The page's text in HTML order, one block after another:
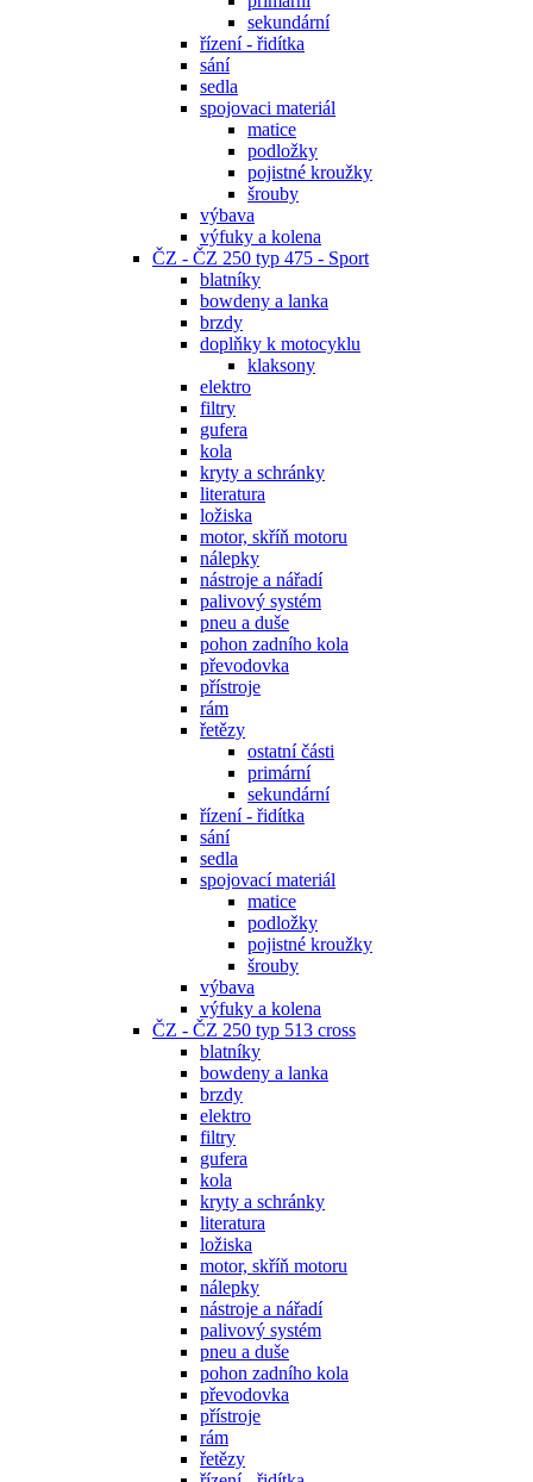
sekundární
řízení - řidítka
sání
sedla
spojovaci materiál
matice
podložky
pojistné kroužky
šrouby
výbava
výfuky a kolena
ČZ - ČZ 250 typ 475 - Sport
blatníky
bowdeny a lanka
brzdy
doplňky k motocyklu
klaksony
elektro
filtry
gufera
kola
kryty a schránky
literatura
ložiska
motor, skříň motoru
nálepky
nástroje a nářadí
palivový systém
pneu a duše
pohon zadního kola
převodovka
přístroje
rám
řetězy
ostatní části
primární
sekundární
řízení - řidítka
sání
sedla
spojovací materiál
matice
podložky
pojistné kroužky
šrouby
výbava
výfuky a kolena
ČZ - ČZ 250 typ 513 cross
blatníky
bowdeny a lanka
brzdy
elektro
filtry
gufera
kola
kryty a schránky
literatura
ložiska
motor, skříň motoru
nálepky
nástroje a nářadí
palivový systém
pneu a duše
pohon zadního kola
převodovka
přístroje
rám
řetězy